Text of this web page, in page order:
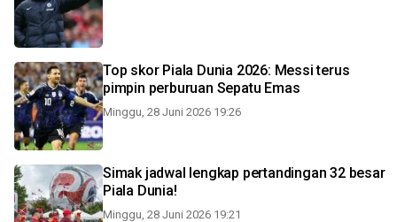
Top skor Piala Dunia 2026: Messi terus
pimpin perburuan Sepatu Emas
Minggu, 28 Juni 2026 19:26
Simak jadwal lengkap pertandingan 32 besar
Piala Dunia!
Minggu, 28 Juni 2026 19:21